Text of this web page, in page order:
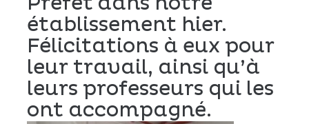
établissement hier.
Félicitations à eux pour
leur travail, ainsi qu’à
leurs professeurs qui les
ont accompagné.